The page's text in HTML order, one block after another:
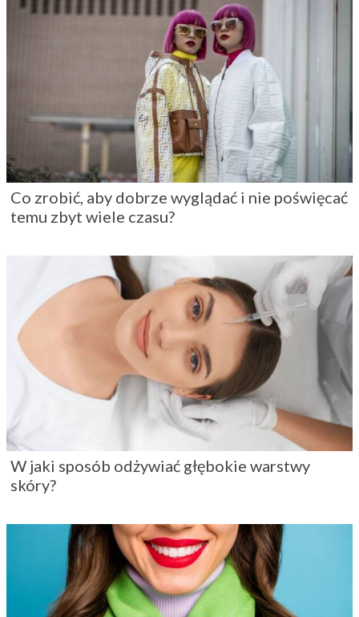
Co zrobić, aby dobrze wyglądać i nie poświęcać
temu zbyt wiele czasu?
W jaki sposób odżywiać głębokie warstwy
skóry?